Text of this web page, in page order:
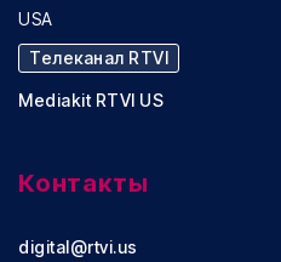
USA
Телеканал RTVI
Mediakit RTVI US
Контакты
digital@rtvi.us